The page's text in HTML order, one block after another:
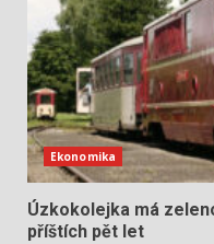
Ekonomika
Úzkokolejka má
příštích pět let